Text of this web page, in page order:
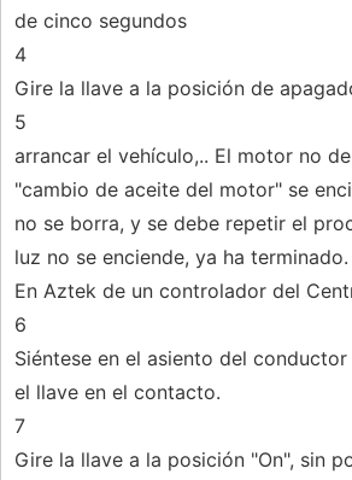
de cinco segundos
4
Gire la llave a la posición de
5
arrancar el vehículo,.. El motor no
"cambio de aceite del motor" se
no se borra, y se debe repetir el
luz no se enciende, ya ha terminado.
En Aztek de un controlador del
6
Siéntese en el asiento del
el llave en el contacto.
7
Gire la llave a la posición "On", sin